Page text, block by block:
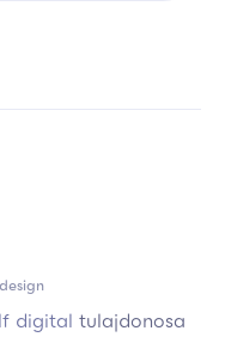
digital tulajdonosa